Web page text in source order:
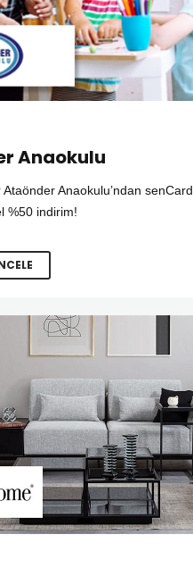
Anaokulu
Anaokulu’ndan senCard
%50 indirim!